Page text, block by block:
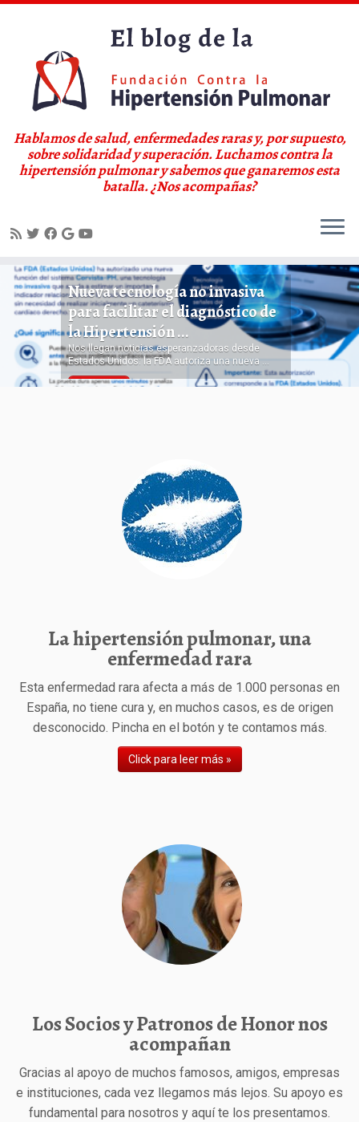
Saltar
contenido
Hablamos de salud, enfermedades raras y, por supuesto,
sobre solidaridad y superación. Luchamos contra la
hipertensión pulmonar y sabemos que ganaremos esta
batalla. ¿Nos acompañas?
La FDA concede la designación
de medicamento huérfano a un
tratamiento experimental ...
La FDA concede la designación de
medicamento huérfano a un tratamiento
experimental ...
La hipertensión pulmonar, una
enfermedad rara
Esta enfermedad rara afecta a más de 1.000 personas en
España, no tiene cura y, en muchos casos, es de origen
desconocido. Pincha en el botón y te contamos más.
Click para leer más »
Los Socios y Patronos de Honor nos
acompañan
Gracias al apoyo de muchos famosos, amigos, empresas
e instituciones, cada vez llegamos más lejos. Su apoyo es
fundamental para nosotros y aquí te los presentamos.